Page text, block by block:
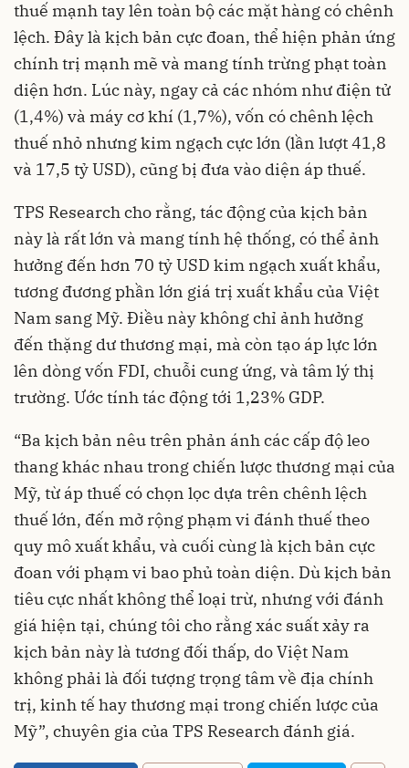
thuế mạnh tay lên toàn bộ các mặt hàng có chênh
lệch. Đây là kịch bản cực đoan, thể hiện phản ứng
chính trị mạnh mẽ và mang tính trừng phạt toàn
diện hơn. Lúc này, ngay cả các nhóm như điện tử
(1,4%) và máy cơ khí (1,7%), vốn có chênh lệch
thuế nhỏ nhưng kim ngạch cực lớn (lần lượt 41,8
và 17,5 tỷ USD), cũng bị đưa vào diện áp thuế.
TPS Research cho rằng, tác động của kịch bản
này là rất lớn và mang tính hệ thống, có thể ảnh
hưởng đến hơn 70 tỷ USD kim ngạch xuất khẩu,
tương đương phần lớn giá trị xuất khẩu của Việt
Nam sang Mỹ. Điều này không chỉ ảnh hưởng
đến thặng dư thương mại, mà còn tạo áp lực lớn
lên dòng vốn FDI, chuỗi cung ứng, và tâm lý thị
trường. Ước tính tác động tới 1,23% GDP.
“Ba kịch bản nêu trên phản ánh các cấp độ leo
thang khác nhau trong chiến lược thương mại của
Mỹ, từ áp thuế có chọn lọc dựa trên chênh lệch
thuế lớn, đến mở rộng phạm vi đánh thuế theo
quy mô xuất khẩu, và cuối cùng là kịch bản cực
đoan với phạm vi bao phủ toàn diện. Dù kịch bản
tiêu cực nhất không thể loại trừ, nhưng với đánh
giá hiện tại, chúng tôi cho rằng xác suất xảy ra
kịch bản này là tương đối thấp, do Việt Nam
không phải là đối tượng trọng tâm về địa chính
trị, kinh tế hay thương mại trong chiến lược của
Mỹ”, chuyên gia của TPS Research đánh giá.